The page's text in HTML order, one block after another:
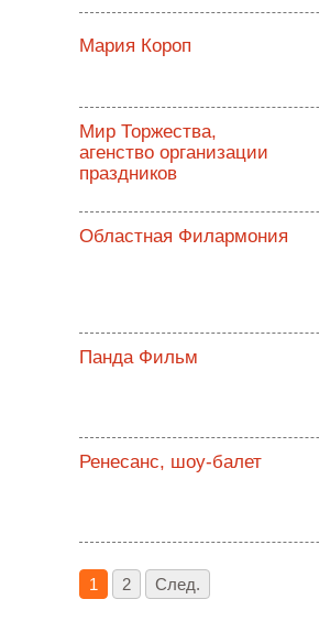
Мария Короп
Мир Торжества,
агенство организации
праздников
Областная Филармония
Панда Фильм
Ренесанс, шоу-балет
1 2 След.